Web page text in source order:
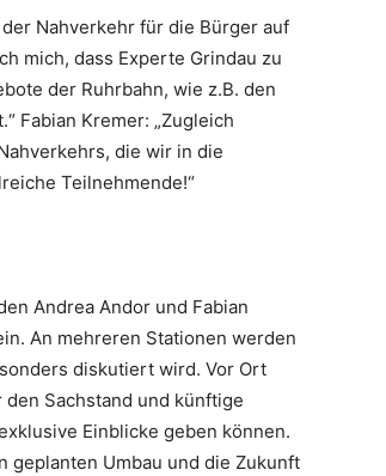
Nahverkehr für die Bürger auf
mich, dass Experte Grindau zu
der Ruhrbahn, wie z.B. den
Fabian Kremer: „Zugleich
die wir in die
Teilnehmende!“
Andrea Andor und Fabian
An mehreren Stationen werden
diskutiert wird. Vor Ort
Sachstand und künftige
Einblicke geben können.
geplanten Umbau und die Zukunft